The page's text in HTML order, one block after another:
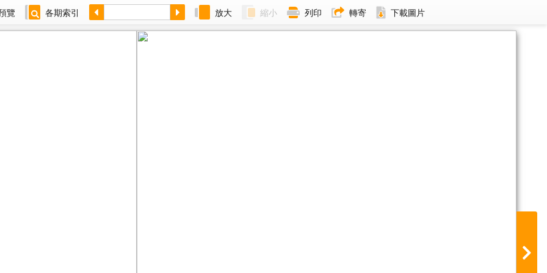
覽 各期索引 放大 縮小 列印 轉寄 下載圖片